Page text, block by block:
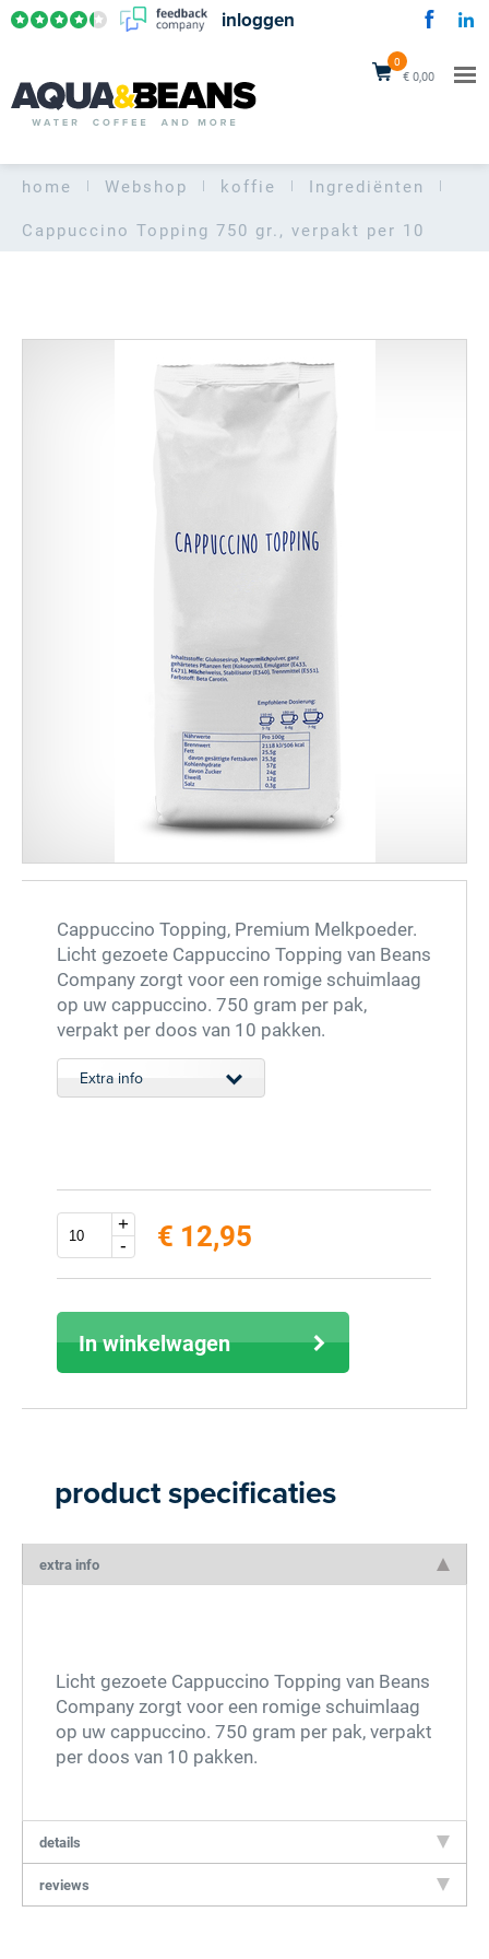
0
€ 0,00
inloggen
home Webshop koffie
Ingrediënten
Cappuccino Topping 750 gr., verpakt per 10
Cappuccino Topping, Premium Melkpoeder.
Licht gezoete Cappuccino Topping van Beans
Company zorgt voor een romige schuimlaag
op uw cappuccino. 750 gram per pak,
verpakt per doos van 10 pakken.
Extra info
+
-
€ 12,95
In winkelwagen
product specificaties
extra info
Licht gezoete Cappuccino Topping van Beans
Company zorgt voor een romige schuimlaag
op uw cappuccino. 750 gram per pak, verpakt
per doos van 10 pakken.
details
reviews